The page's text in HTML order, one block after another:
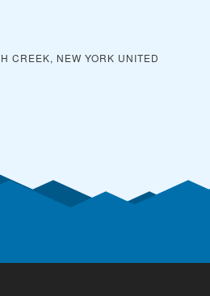
CREEK, NEW YORK UNITED